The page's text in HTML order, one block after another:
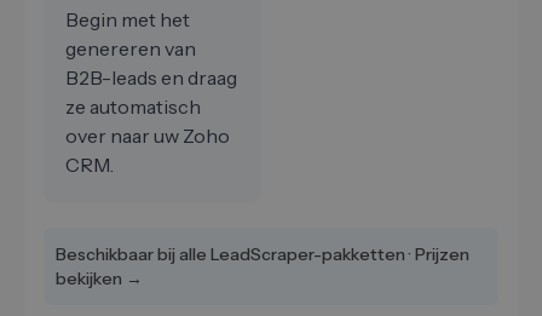
Begin met het
genereren van
B2B-leads en draag
ze automatisch
over naar uw Zoho
CRM.
Beschikbaar bij alle LeadScraper-pakketten · Prijzen
bekijken →